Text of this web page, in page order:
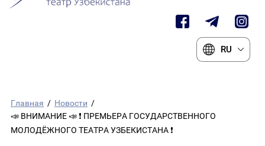
RU
Главная / Новости /
📣 ВНИМАНИЕ 📣 ❗️ ПРЕМЬЕРА ГОСУДАРСТВЕННОГО
МОЛОДЁЖНОГО ТЕАТРА УЗБЕКИСТАНА ❗️